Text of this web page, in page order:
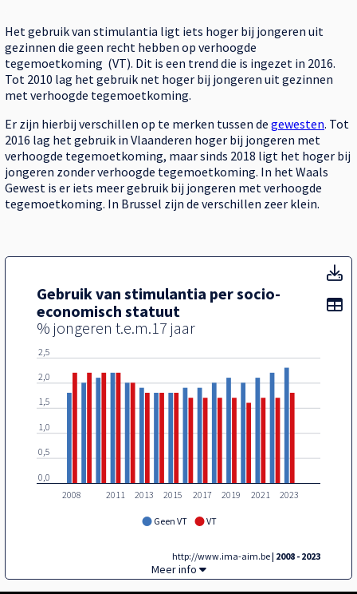
Het gebruik van stimulantia ligt iets hoger bij jongeren uit
gezinnen die geen recht hebben op verhoogde
tegemoetkoming (VT). Dit is een trend die is ingezet in 2016.
Tot 2010 lag het gebruik net hoger bij jongeren uit gezinnen
met verhoogde tegemoetkoming.
Er zijn hierbij verschillen op te merken tussen de gewesten. Tot
2016 lag het gebruik in Vlaanderen hoger bij jongeren met
verhoogde tegemoetkoming, maar sinds 2018 ligt het hoger bij
jongeren zonder verhoogde tegemoetkoming. In het Waals
Gewest is er iets meer gebruik bij jongeren met verhoogde
tegemoetkoming. In Brussel zijn de verschillen zeer klein.
Gebruik van stimulantia per socio-
economisch statuut
% jongeren t.e.m.17 jaar
Geen VT VT
2008 2011 2013 2015 2017 2019 2021 2023
0,0
0,5
1,0
1,5
2,0
2,5
http://www.ima-aim.be| 2008 - 2023
Gebruik van stimulantia per socio-
Meer info